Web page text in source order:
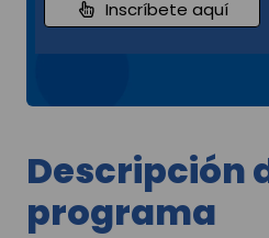
Inscríbete aquí
Descripción
programa